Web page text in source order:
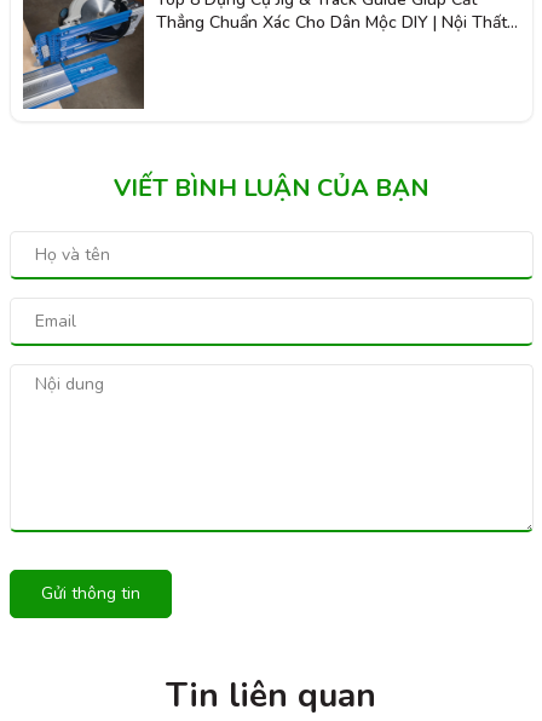
Thẳng Chuẩn Xác Cho Dân Mộc DIY | Nội Thất
VIẾT BÌNH LUẬN CỦA BẠN
Gửi thông tin
Tin liên quan